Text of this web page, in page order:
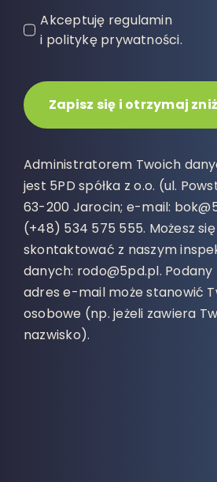
Akceptuję regulamin
i politykę prywatności.
Zapisz się i otrzymaj
Administratorem Twoich
jest 5PD spółka z o.o. (ul.
63-200 Jarocin; e-mail:
(+48) 534 575 555. Możesz
skontaktować z naszym
danych: rodo@5pd.pl. Podany
adres e-mail może stanowić
osobowe (np. jeżeli zawiera
nazwisko).